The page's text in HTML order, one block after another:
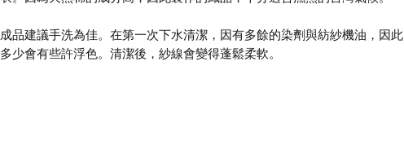
成品建議手洗為佳。在第一次下水清潔，因有多餘的染劑與紡紗機油，因此
多少會有些許浮色。清潔後，紗線會變得蓬鬆柔軟。